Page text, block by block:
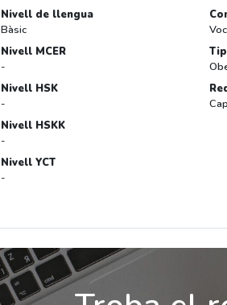
Nivell de llengua
Bàsic
Nivell MCER
-
Nivell HSK
-
Nivell HSKK
-
Nivell YCT
-
Cap